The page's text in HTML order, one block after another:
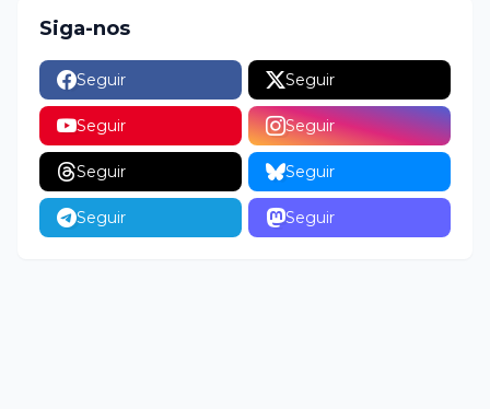
Siga-nos
Seguir Seguir
Seguir Seguir
Seguir Seguir
Seguir Seguir